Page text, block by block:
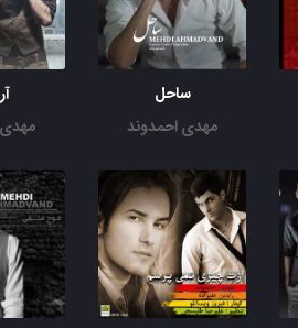
ساحل
مهدی احمدوند